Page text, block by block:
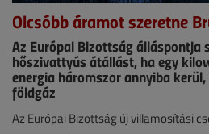
Olcsóbb áramot szeretne
Az Európai Bizottság álláspontja
hőszivattyús átállást, ha egy
energia háromszor annyiba
földgáz
Hírek
Az Európai Bizottság új villamosítási